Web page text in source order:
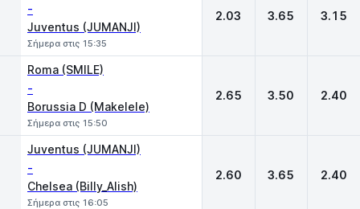
-
Juventus (JUMANJI)
Σήμερα στις 15:35
2.03 3.65 3.15
Roma (SMILE)
-
Borussia D (Makelele)
Σήμερα στις 15:50
2.65 3.50 2.40
Juventus (JUMANJI)
-
Chelsea (Billy_Alish)
Σήμερα στις 16:05
2.60 3.65 2.40